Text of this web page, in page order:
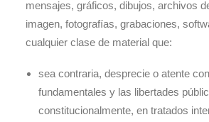
mensajes, gráficos, dibujos, archivos
imagen, fotografías, grabaciones,
cualquier clase de material que:
sea contraria, desprecie o atente
fundamentales y las libertades
constitucionalmente, en tratados